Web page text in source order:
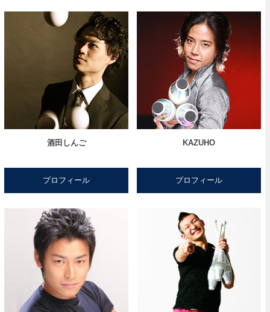
酒田しんご
プロフィール
KAZUHO
プロフィール